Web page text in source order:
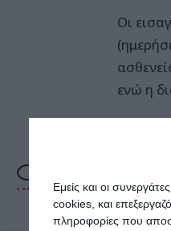
Εμείς και οι
cookies, και
πληροφορίες που
Οι
ενώ η